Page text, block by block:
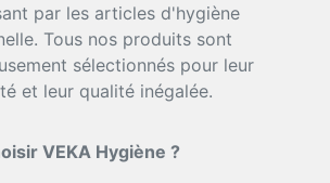
par les articles d'hygiène
Tous nos produits sont
sélectionnés pour leur
et leur qualité inégalée.
VEKA Hygiène ?